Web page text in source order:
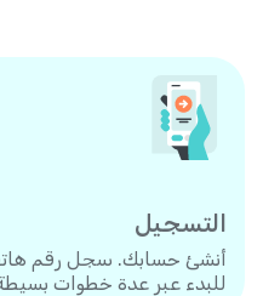
التسجيل
للبدء عبر عدة خطوات